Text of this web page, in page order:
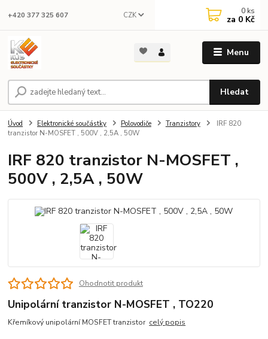
Menu
CZK
Hledat
+420 377 325 607 0 ks
za 0 Kč
Úvod Elektronické součástky Polovodiče Tranzistory
IRF 820
tranzistor N-MOSFET , 500V , 2,5A , 50W
IRF 820 tranzistor N-MOSFET ,
500V , 2,5A , 50W
Ohodnotit produkt
Unipolární tranzistor N-MOSFET , TO220
Křemíkový unipolární MOSFET tranzistor celý popis